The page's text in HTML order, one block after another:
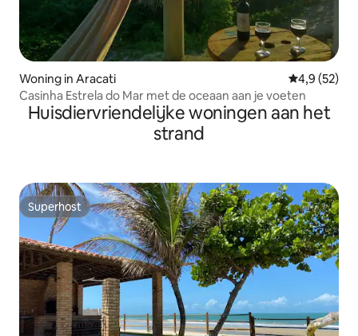
Woning in Aracati
4,9 (52)
Casinha Estrela do Mar met de oceaan aan je voeten
Huisdiervriendelijke woningen aan het
strand
Superhost
Superhost